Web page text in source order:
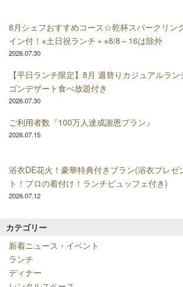
8月シェフおすすめコース☆乾杯スパークリン
イン付！※土日祝ランチ＋※8/8～16は除外
2026.07.30
【平日ランチ限定】8月 週替りカジュアルラン
ゴンデザート食べ放題付き
2026.07.30
ご利用者数『100万人達成謝恩プラン』
2026.07.15
浴衣DE花火！豪華特典付きプラン(浴衣プレゼ
ト！プロの着付け！ランチビュッフェ付き)
2026.07.12
カテゴリー
新着ニュース・イベント
ランチ
ディナー